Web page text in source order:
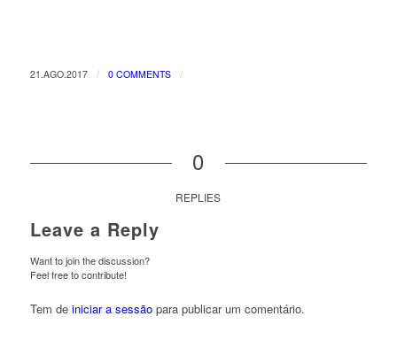
21.AGO.2017 / 0 COMMENTS /
0
REPLIES
Leave a Reply
Want to join the discussion?
Feel free to contribute!
Tem de iniciar a sessãopara publicar um comentário.